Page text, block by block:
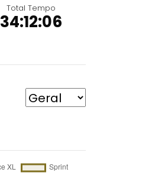
Total Tempo
34:12:06